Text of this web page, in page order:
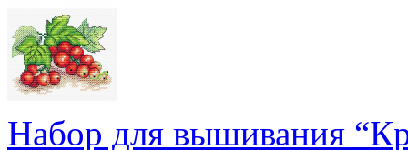
Набор для вышивания